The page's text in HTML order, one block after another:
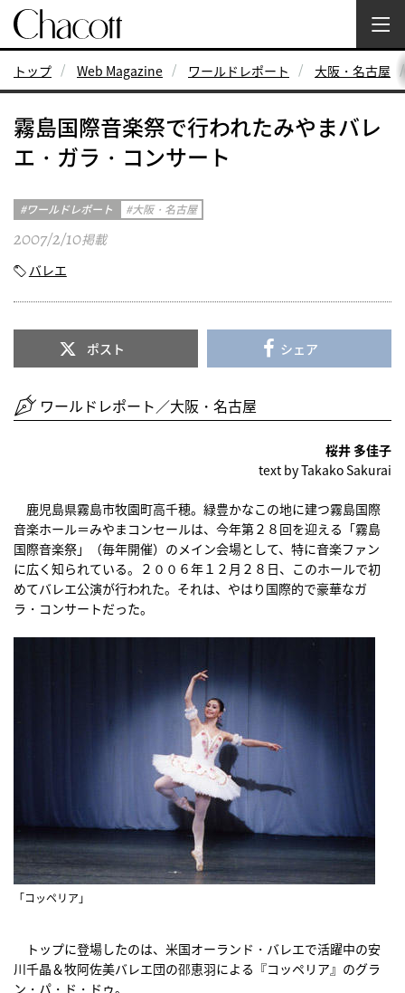
トップ Web Magazine ワールドレポート 大阪・名古屋
霧島国際音楽祭で行われたみやまバレ
エ・ガラ・コンサート
ワールドレポート 大阪・名古屋
2007/2/10掲載
バレエ
ポスト シェア
ワールドレポート／大阪・名古屋
桜井 多佳子
text by Takako Sakurai
鹿児島県霧島市牧園町高千穂。緑豊かなこの地に建つ霧島国際
音楽ホール＝みやまコンセールは、今年第２８回を迎える「霧島
国際音楽祭」（毎年開催）のメイン会場として、特に音楽ファン
に広く知られている。２００６年１２月２８日、このホールで初
めてバレエ公演が行われた。それは、やはり国際的で豪華なガ
ラ・コンサートだった。
「コッペリア」
トップに登場したのは、米国オーランド・バレエで活躍中の安
川千晶＆牧阿佐美バレエ団の邵恵羽による『コッペリア』のグラ
ン・パ・ド・ドゥ。